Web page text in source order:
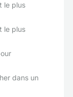
le plus
le plus
dans un